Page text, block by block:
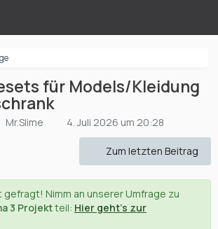
für Models/Kleidung
Mr.Slime 4. Juli 2026 um 20:28
Zum letzten Beitrag
gefragt! Nimm an unserer Umfrage zu
3 Projektteil: Hier geht's zur